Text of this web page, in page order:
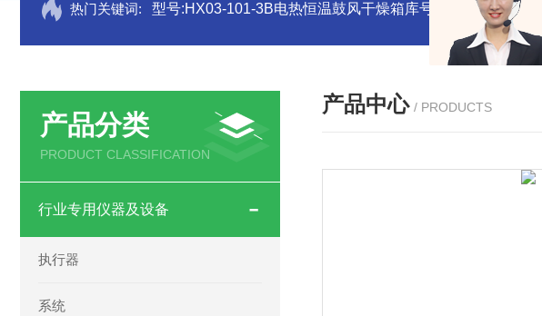
热门关键词: 型号:HX03-101-3B电热恒温鼓风干燥箱库号：M414992
产品分类
PRODUCT CLASSIFICATION
行业专用仪器及设备
执行器
系统
产品中心 / PRODUCTS